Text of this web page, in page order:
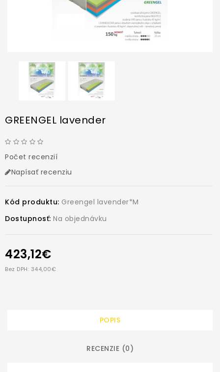
GREENGEL lavender
Počet recenzií
Napísať recenziu
Kód produktu: Greengel lavender*M
Dostupnosť: Na objednávku
423,12€
Bez DPH: 344,00€
POPIS
RECENZIE (0)